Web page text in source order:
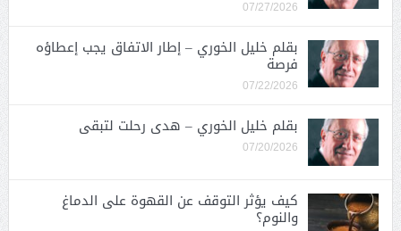
07/27/2026
بقلم خليل الخوري – إطار الاتفاق يجب إعطاؤه
فرصة
07/22/2026
بقلم خليل الخوري – هدى رحلت لتبقى
07/20/2026
كيف يؤثر التوقف عن القهوة على الدماغ
والنوم؟